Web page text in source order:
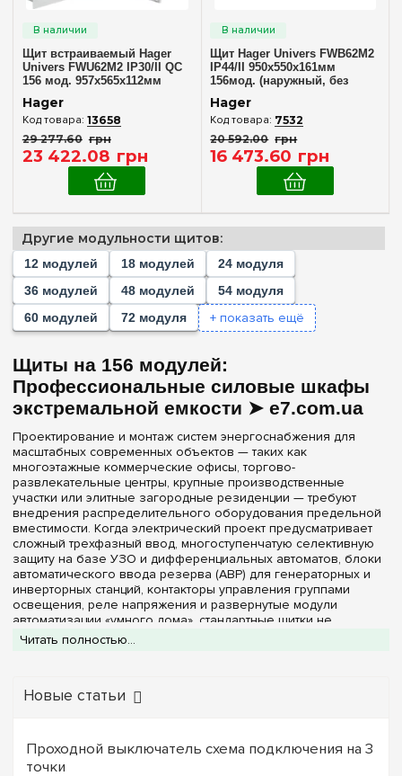
Внутренний (в нишу)
Количество модулей
Пустой
1(+1)
2 (+4)
5(+3)
6(+11)
7(+1)
8(+38)
10(+6)
11(+9)
12(+47)
13(+15)
14(+13)
18(+51)
22 (+3)
24(+67)
26(+10)
28(+11)
36(+68)
39
48
54
56(+2)
Нет в комплекте(1)
Частичная(1)
Материал корпуса
Металл(2)
Дверца
Белая(1)
Непрозрачная(1)
Серия
Белый(2)
Щит встраиваемый Hager
Univers FWU62M2 IP30/II QC
156 мод. 957x565x112мм
Hager
13658
29 277.60 грн
23 422.08 грн
Щит Hager Univers FWB62M2
IP44/II 950x550x161мм
156мод. (наружный, без
Hager
7532
20 592.00 грн
16 473.60 грн
Другие модульности щитов:
12 модулей 18 модулей
24 модуля
36 модулей
48 модулей
54 модуля
60 модулей
72 модуля + показать ещё
Щиты на 156 модулей:
Профессиональные силовые шкафы
экстремальной емкости ➤ e7.com.ua
Проектирование и монтаж систем энергоснабжения для
масштабных современных объектов — таких как
многоэтажные коммерческие офисы, торгово-
развлекательные центры, крупные производственные
участки или элитные загородные резиденции — требуют
внедрения распределительного оборудования предельной
вместимости. Когда электрический проект предусматривает
сложный трехфазный ввод, многоступенчатую селективную
защиту на базе УЗО и дифференциальных автоматов, блоки
автоматического ввода резерва (АВР) для генераторных и
инверторных станций, контакторы управления группами
освещения, реле напряжения и развернутые модули
автоматизации «умного дома», стандартные щитки не
способны физически вместить аппаратуру.
колоссальную полезную длину DIN-реек, что гарантирует
структуры.
В каталоге специализированного интернет-магазина
Читать полностью...
Новые статьи
Проходной выключатель схема подключения на 3
точки